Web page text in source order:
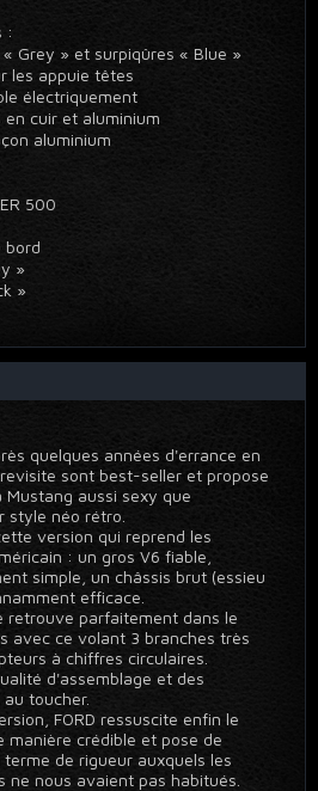
:
Grey » et surpiqûres « Blue »
les appuie têtes
électriquement
cuir et aluminium
aluminium
500
bord
»
»
quelques années d'errance en
sont best-seller et propose
aussi sexy que
style néo rétro.
version qui reprend les
: un gros V6 fiable,
simple, un châssis brut (essieu
efficace.
retrouve parfaitement dans le
avec ce volant 3 branches très
à chiffres circulaires.
d'assemblage et des
toucher.
FORD ressuscite enfin le
manière crédible et pose de
de rigueur auxquels les
ne nous avaient pas habitués.